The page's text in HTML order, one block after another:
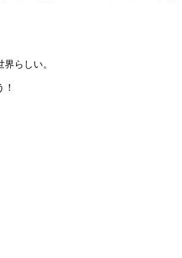
らしい。